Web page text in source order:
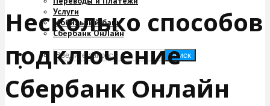
Услуги
Мобильный банк
Сбербанк ОнЛайн
Поиск
Несколько способов
подключение
Сбербанк Онлайн